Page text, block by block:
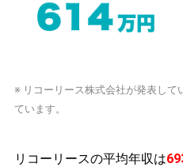
※ リコーリース株式会社が発表して
ています。
リコーリースの平均年収は